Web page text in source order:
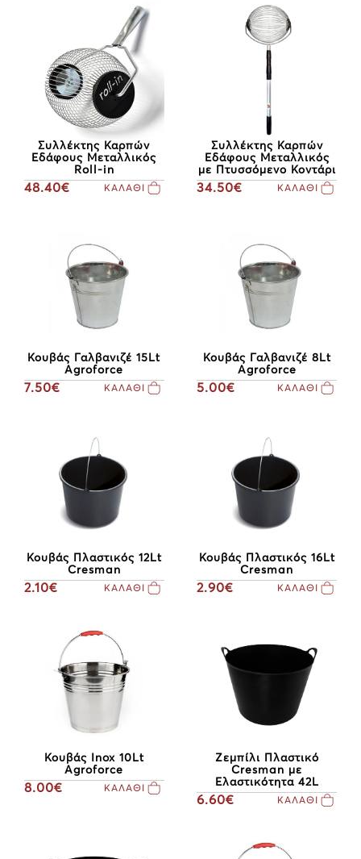
Συλλέκτης Καρπών
Εδάφους Μεταλλικός
Roll-in
48.40€ ΚΑΛΑΘΙ
Συλλέκτης Καρπών
Εδάφους Μεταλλικός
με Πτυσσόμενο Κοντάρι
34.50€ ΚΑΛΑΘΙ
Κουβάς Γαλβανιζέ 15Lt
Agroforce
7.50€ ΚΑΛΑΘΙ
Κουβάς Γαλβανιζέ 8Lt
Agroforce
5.00€ ΚΑΛΑΘΙ
Κουβάς Πλαστικός 12Lt
Cresman
2.10€ ΚΑΛΑΘΙ
Κουβάς Πλαστικός 16Lt
Cresman
2.90€ ΚΑΛΑΘΙ
Κουβάς Inox 10Lt
Agroforce
8.00€ ΚΑΛΑΘΙ
Ζεμπίλι Πλαστικό
Cresman με
Ελαστικότητα 42L
6.60€ ΚΑΛΑΘΙ